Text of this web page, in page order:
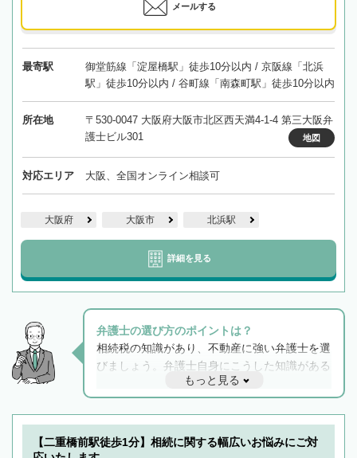
メールする
最寄駅
御堂筋線「淀屋橋駅」徒歩10分以内 / 京阪線「北浜
駅」徒歩10分以内 / 谷町線「南森町駅」徒歩10分以内
所在地
〒530-0047 大阪府大阪市北区西天満4-1-4 第三大阪弁
護士ビル301
地図
対応エリア 大阪、全国オンライン相談可
大阪府 大阪市 北浜駅
詳細を見る
弁護士の選び方のポイントは？
相続税の知識があり、不動産に強い弁護士を選
びましょう。弁護士自身にこうした知識がある
と他士業との連携もスムーズに進み、トラブル
解決のみならず相続をトータルで任せることが
できます。また、相続は感情がからむ分野なの
でフィーリングも重要です。実際に電話や面談
で複数の弁護士と会話をしてウマが合う方に依
もっと見る
【二重橋前駅徒歩1分】相続に関する幅広いお悩みにご対